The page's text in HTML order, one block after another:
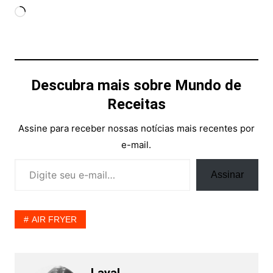
Carregando...
Descubra mais sobre Mundo de
Receitas
Assine para receber nossas notícias mais recentes por
e-mail.
Assinar
AIR FRYER